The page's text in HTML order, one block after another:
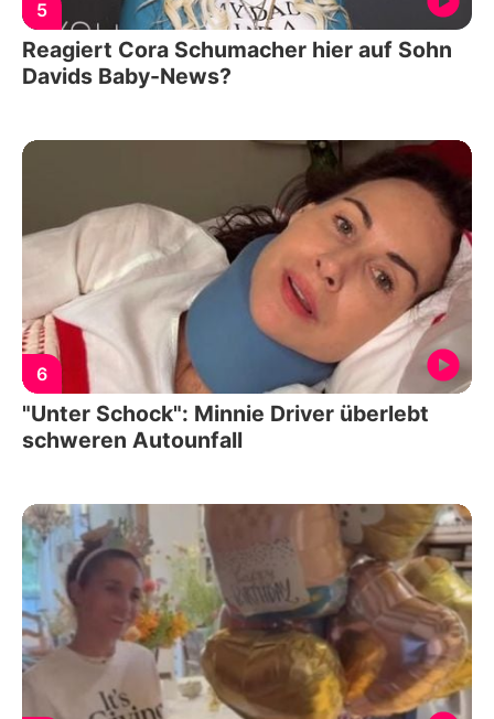
5
Reagiert Cora Schumacher hier auf Sohn
Davids Baby-News?
6
"Unter Schock": Minnie Driver überlebt
schweren Autounfall